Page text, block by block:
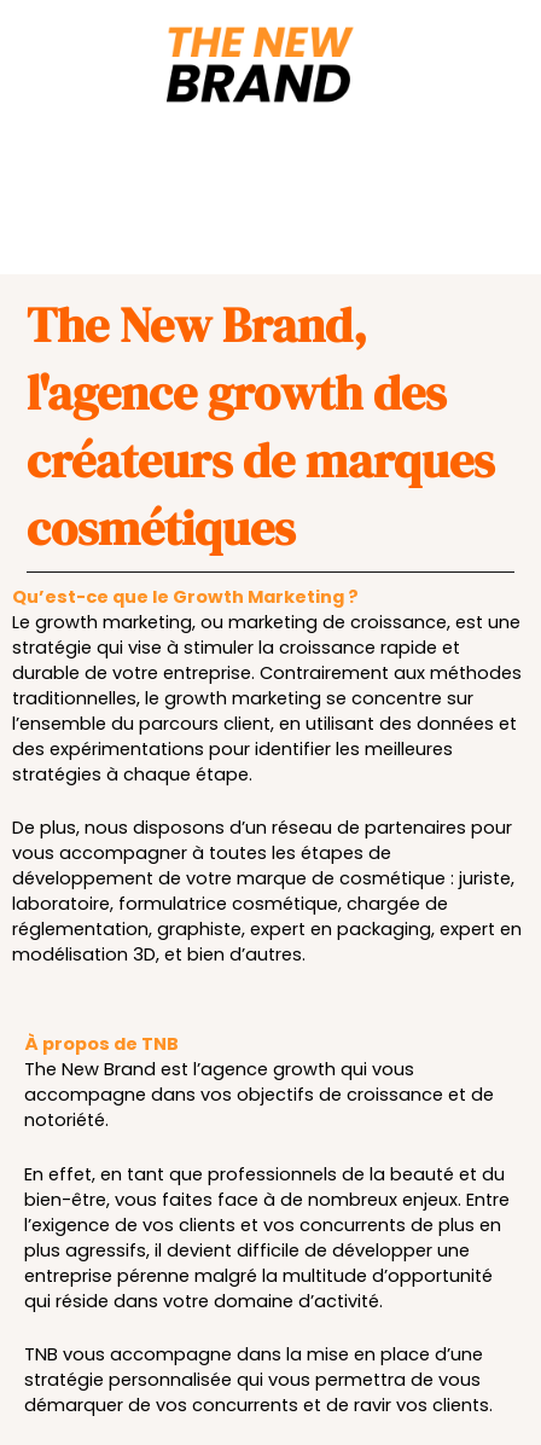
The New Brand,
l'agence growth des
créateurs de marques
cosmétiques
Qu’est-ce que le Growth Marketing ?
Le growth marketing, ou marketing de croissance, est une
stratégie qui vise à stimuler la croissance rapide et
durable de votre entreprise. Contrairement aux méthodes
traditionnelles, le growth marketing se concentre sur
l’ensemble du parcours client, en utilisant des données et
des expérimentations pour identifier les meilleures
stratégies à chaque étape.
De plus, nous disposons d’un réseau de partenaires pour
vous accompagner à toutes les étapes de
développement de votre marque de cosmétique : juriste,
laboratoire, formulatrice cosmétique, chargée de
réglementation, graphiste, expert en packaging, expert en
modélisation 3D, et bien d’autres.
À propos de TNB
The New Brand est l’agence growth qui vous
accompagne dans vos objectifs de croissance et de
notoriété.
En effet, en tant que professionnels de la beauté et du
bien-être, vous faites face à de nombreux enjeux. Entre
l’exigence de vos clients et vos concurrents de plus en
plus agressifs, il devient difficile de développer une
entreprise pérenne malgré la multitude d’opportunité
qui réside dans votre domaine d’activité.
TNB vous accompagne dans la mise en place d’une
stratégie personnalisée qui vous permettra de vous
démarquer de vos concurrents et de ravir vos clients.